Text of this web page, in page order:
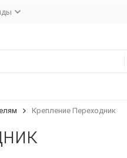
Крепление Переходник